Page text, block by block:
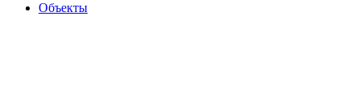
Объекты